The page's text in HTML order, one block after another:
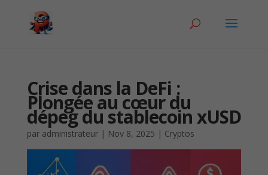
Crise dans la DeFi :
Plongée au cœur du
dépeg du stablecoin xUSD
par administrateur| Nov 8, 2025 | Cryptos